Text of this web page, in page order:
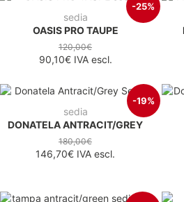
-25%
sedia
OASIS PRO TAUPE
120,00€
90,10€IVA escl.
-19%
sedia
DONATELA ANTRACIT/GREY
180,00€
146,70€ IVA escl.